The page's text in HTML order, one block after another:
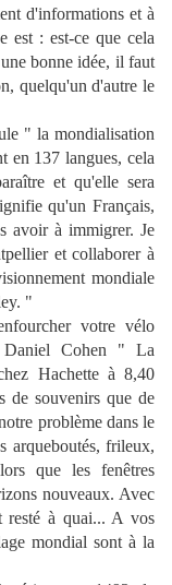
d'informations et à
est : est-ce que cela
bonne idée, il faut
quelqu'un d'autre le
" la mondialisation
en 137 langues, cela
et qu'elle sera
qu'un Français,
avoir à immigrer. Je
et collaborer à
mondiale
"
votre vélo
Cohen " La
Hachette à 8,40
de souvenirs que de
problème dans le
arqueboutés, frileux,
que les fenêtres
nouveaux. Avec
resté à quai... A vos
mondial sont à la